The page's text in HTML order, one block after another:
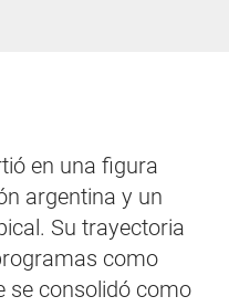
en una figura
argentina y un
Su trayectoria
como
se consolidó como